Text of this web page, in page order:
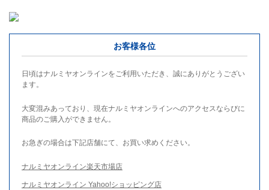
お客様各位
日頃はナルミヤオンラインをご利用いただき、誠にありがとうござい
ます。
大変混みあっており、現在ナルミヤオンラインへのアクセスならびに
商品のご購入ができません。
お急ぎの場合は下記店舗にて、お買い求めください。
ナルミヤオンライン楽天市場店
ナルミヤオンライン Yahoo!ショッピング店